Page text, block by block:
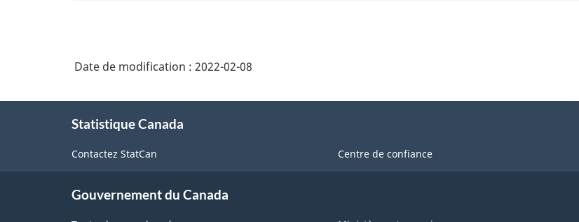
Date de modification : 2022-02-08
Statistique Canada
Contactez StatCan Centre de confiance
Gouvernement du Canada